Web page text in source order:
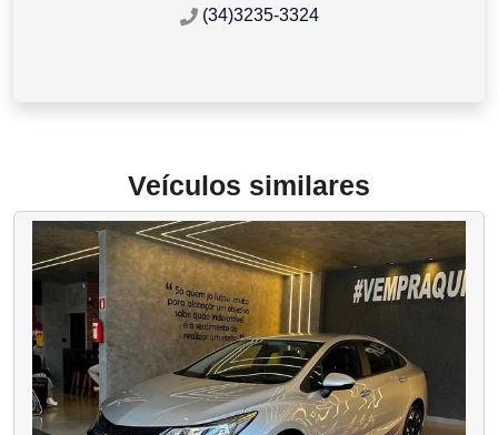
(34)3235-3324
Veículos similares